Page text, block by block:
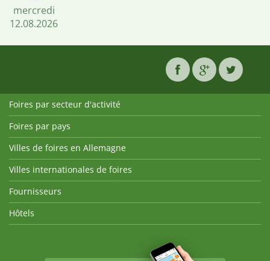
mercredi
12.08.2026
Foires par secteur d'activité
Foires par pays
Villes de foires en Allemagne
Villes internationales de foires
Fournisseurs
Hôtels